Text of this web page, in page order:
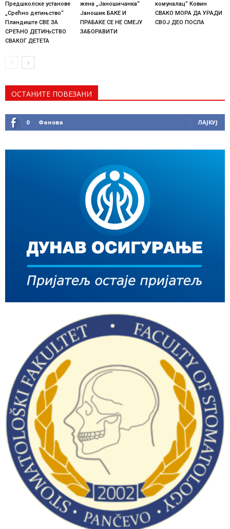
Предшколске установе
„Срећно детињство“
Пландиште СВЕ ЗА
СРЕЋНО ДЕТИЊСТВО
СВАКОГ ДЕТЕТА
жена „Јаношичанка“
Јаношик БАКЕ И
ПРАБАКЕ СЕ НЕ СМЕЈУ
ЗАБОРАВИТИ
комуналац“ Ковин
СВАКО МОРА ДА УРАДИ
СВОЈ ДЕО ПОСЛА
ОСТАНИТЕ ПОВЕЗАНИ
0 Фанова ЛАЈКУЈ